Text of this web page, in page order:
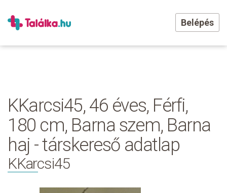
Belépés
KKarcsi45, 46 éves, Férfi,
180 cm, Barna szem, Barna
haj - társkereső adatlap
KKarcsi45